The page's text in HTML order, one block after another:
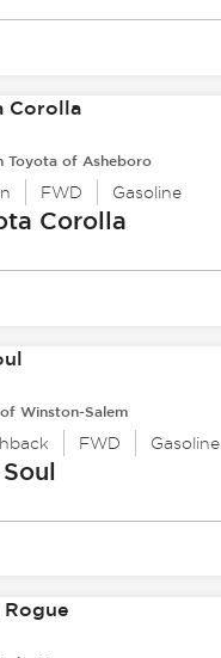
Toyota of Asheboro
FWD Gasoline
Corolla
Winston-Salem
FWD Gasoline
Soul